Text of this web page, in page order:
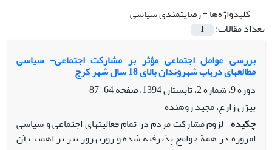
کلیدواژه‌ها =رضایتمندی سیاسی
تعداد مقالات:
1
بررسی عوامل اجتماعی مؤثر بر مشارکت اجتماعی- سیاسی
مطالعهای درباب شهروندان بالای 18 سال شهر کرج
دوره 9، شماره 2، تابستان 1394، صفحه
64-87
بیژن زارع، مجید روهنده
چکیده لزوم مشارکت مردم در تمام فعالیتهای اجتماعی و سیاسی
امروزه در همة جوامع پذیرفته شده و روزبهروز نیز بر اهمیت آن